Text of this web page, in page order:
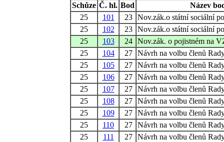
Schůze Č. hl. Bod
Název
25
101 23 Nov.zák.o státní sociální
25
102 23 Nov.zák.o státní sociální
25
103 24 Nov.zák. o pojistném na
25
104 27 Návrh na volbu členů
25
105 27 Návrh na volbu členů
25
106 27 Návrh na volbu členů
25
107 27 Návrh na volbu členů
25
108 27 Návrh na volbu členů
25
109 27 Návrh na volbu členů
25
110 27 Návrh na volbu členů
25
111 27 Návrh na volbu členů